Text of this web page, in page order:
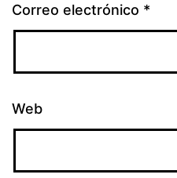
Correo electrónico *
Web